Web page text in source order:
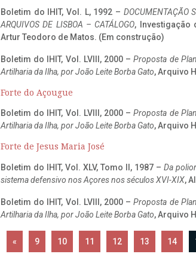
Boletim do IHIT, Vol. L, 1992 – DOCUMENTAÇÃO
ARQUIVOS DE LISBOA – CATÁLOGO, Investigação
Artur Teodoro de Matos. (Em construção)
Boletim do IHIT, Vol. LVIII, 2000 –Proposta de
Artilharia da Ilha, por João Leite Borba Gato, Arquivo
Forte do Açougue
Boletim do IHIT, Vol. LVIII, 2000 –Proposta de
Artilharia da Ilha, por João Leite Borba Gato, Arquivo
Forte de Jesus Maria José
Boletim do IHIT, Vol. XLV, Tomo II, 1987 – Da
sistema defensivo nos Açores nos séculos XVI-XIX,
Boletim do IHIT, Vol. LVIII, 2000 –Proposta de
Artilharia da Ilha, por João Leite Borba Gato, Arquivo
« 9 10 11 12 13 14